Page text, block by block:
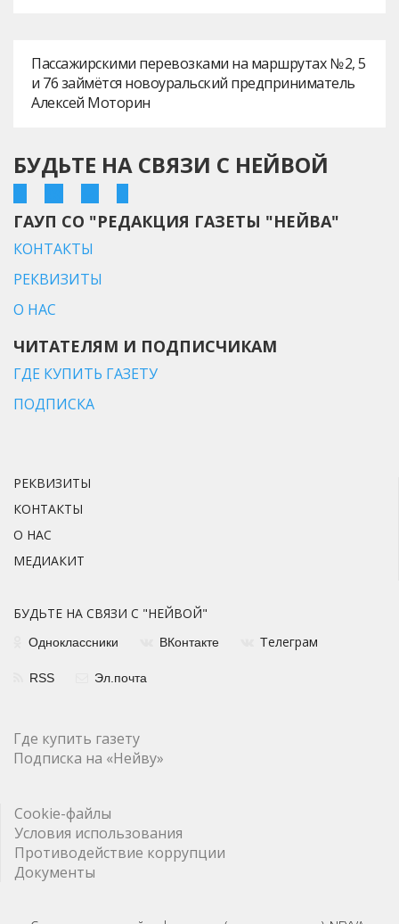
Пассажирскими перевозками на маршрутах № 2, 5
и 76 займётся новоуральский предприниматель
Алексей Моторин
БУДЬТЕ НА СВЯЗИ С НЕЙВОЙ
ГАУП СО "РЕДАКЦИЯ ГАЗЕТЫ "НЕЙВА"
КОНТАКТЫ
РЕКВИЗИТЫ
О НАС
ЧИТАТЕЛЯМ И ПОДПИСЧИКАМ
ГДЕ КУПИТЬ ГАЗЕТУ
ПОДПИСКА
РЕКВИЗИТЫ
КОНТАКТЫ
О НАС
МЕДИАКИТ
БУДЬТЕ НА СВЯЗИ С "НЕЙВОЙ"
Одноклассники ВКонтакте Телеграм
RSS Эл.почта
Где купить газету
Подписка на «Нейву»
Cookie-файлы
Условия использования
Противодействие коррупции
Документы